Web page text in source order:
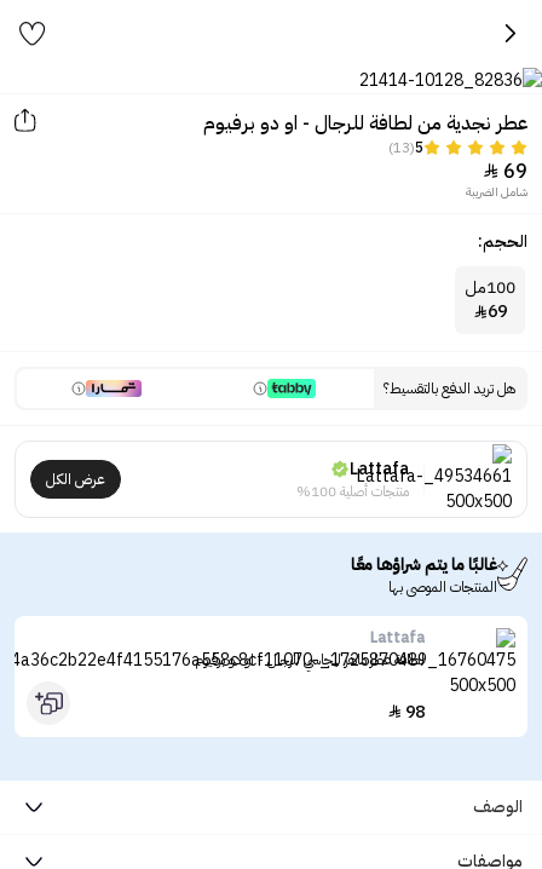
عطر نجدية من لطافة للرجال - او دو برفيوم
5
(13)
69

شامل الضريبة
الحجم:
100مل
69

هل تريد الدفع بالتقسيط؟
Lattafa
منتجات أصلية 100%
عرض الكل
غالبًا ما يتم شراؤها معًا
المنتجات الموصى بها
Lattafa
لطافة عطر ماهر ليجاسي للرجال - او دو برفيوم
98

الوصف
مواصفات